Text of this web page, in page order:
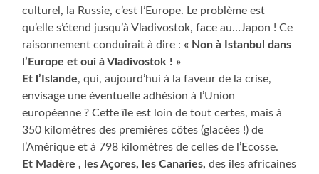
culturel, la Russie, c’est l’Europe. Le problème est
qu’elle s’étend jusqu’à Vladivostok, face au…Japon ! Ce
raisonnement conduirait à dire :« Non à Istanbul dans
l’Europe et oui à Vladivostok ! »
Et l’Islande, qui, aujourd’hui à la faveur de la crise,
envisage une éventuelle adhésion à l’Union
européenne ? Cette île est loin de tout certes, mais à
350 kilomètres des premières côtes (glacées !) de
l’Amérique et à 798 kilomètres de celles de l’Ecosse.
Et Madère , les Açores, les Canaries, des îles africaines